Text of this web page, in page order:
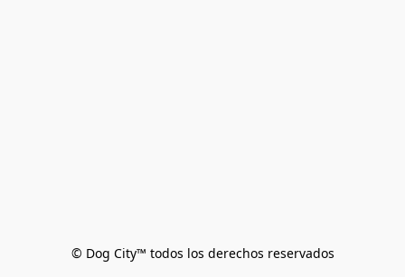
© Dog City™ todos los derechos reservados